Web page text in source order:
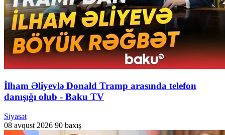
İlham Əliyevlə Donald Tramp arasında telefon
danışığı olub - Baku TV
Siyasət
08 avqust 2026 90 baxış